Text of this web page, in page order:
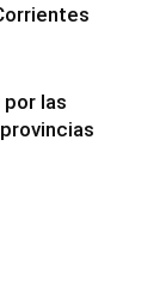
las